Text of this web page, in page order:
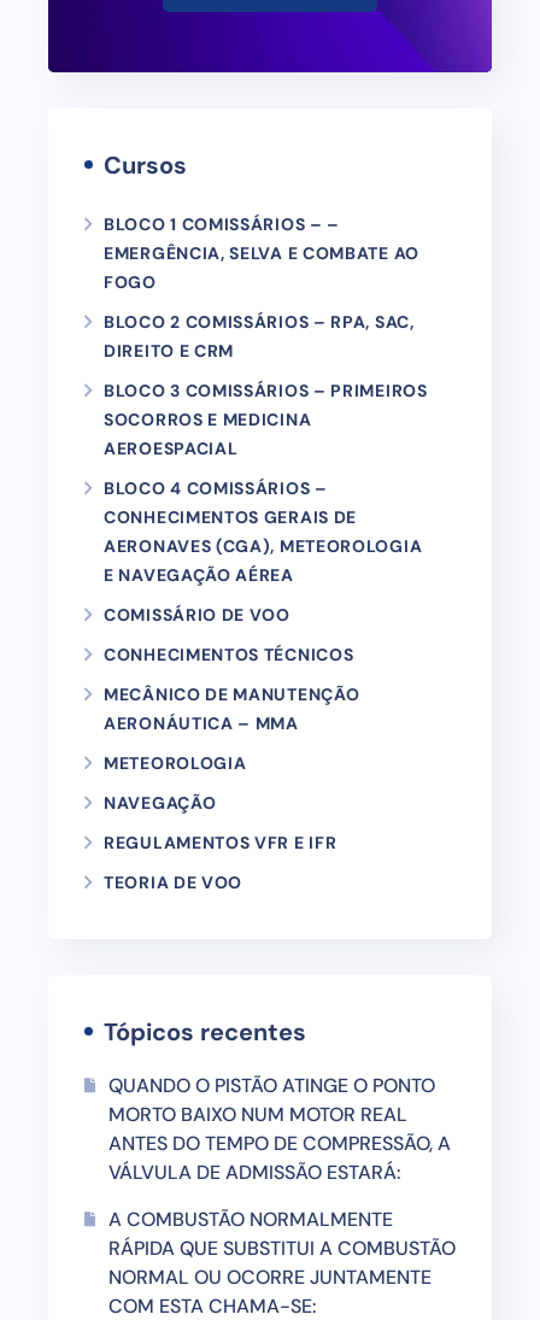
Cursos
BLOCO 1 COMISSÁRIOS – –
EMERGÊNCIA, SELVA E COMBATE AO
FOGO
BLOCO 2 COMISSÁRIOS – RPA, SAC,
DIREITO E CRM
BLOCO 3 COMISSÁRIOS – PRIMEIROS
SOCORROS E MEDICINA
AEROESPACIAL
BLOCO 4 COMISSÁRIOS –
CONHECIMENTOS GERAIS DE
AERONAVES (CGA), METEOROLOGIA
E NAVEGAÇÃO AÉREA
COMISSÁRIO DE VOO
CONHECIMENTOS TÉCNICOS
MECÂNICO DE MANUTENÇÃO
AERONÁUTICA – MMA
METEOROLOGIA
NAVEGAÇÃO
REGULAMENTOS VFR E IFR
TEORIA DE VOO
Tópicos recentes
QUANDO O PISTÃO ATINGE O PONTO
MORTO BAIXO NUM MOTOR REAL
ANTES DO TEMPO DE COMPRESSÃO, A
VÁLVULA DE ADMISSÃO ESTARÁ:
A COMBUSTÃO NORMALMENTE
RÁPIDA QUE SUBSTITUI A COMBUSTÃO
NORMAL OU OCORRE JUNTAMENTE
COM ESTA CHAMA-SE: